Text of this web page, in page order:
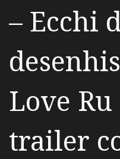
– Ecchi
Love
trailer